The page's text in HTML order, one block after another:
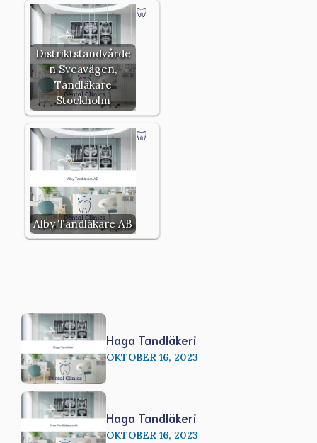
Distriktstandvårde
n Sveavägen,
Tandläkare
Stockholm
Alby Tandläkare AB
Haga Tandläkeri
OKTOBER 16, 2023
Haga Tandläkeri
OKTOBER 16, 2023